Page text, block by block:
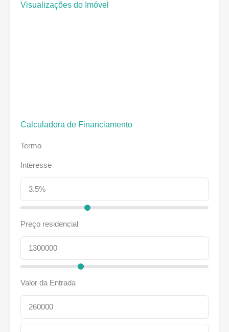
Visualizações do Imóvel
Calculadora de Financiamento
Termo
Interesse
Preço residencial
Valor da Entrada